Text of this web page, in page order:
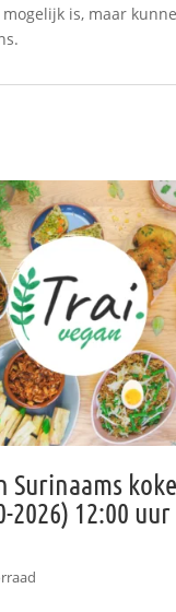
is, maar
Surinaams
2026) 12:00 uur